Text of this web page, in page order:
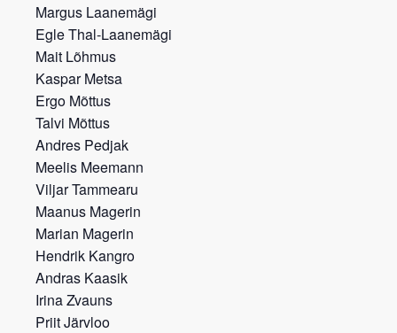
Margus Laanemägi
Egle Thal-Laanemägi
Mait Lõhmus
Kaspar Metsa
Ergo Mõttus
Talvi Mõttus
Andres Pedjak
Meelis Meemann
Viljar Tammearu
Maanus Magerin
Marian Magerin
Hendrik Kangro
Andras Kaasik
Irina Zvauns
Priit Järvloo